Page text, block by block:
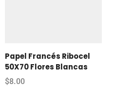
Papel Francés Ribocel
50X70 Flores Blancas
$8.00